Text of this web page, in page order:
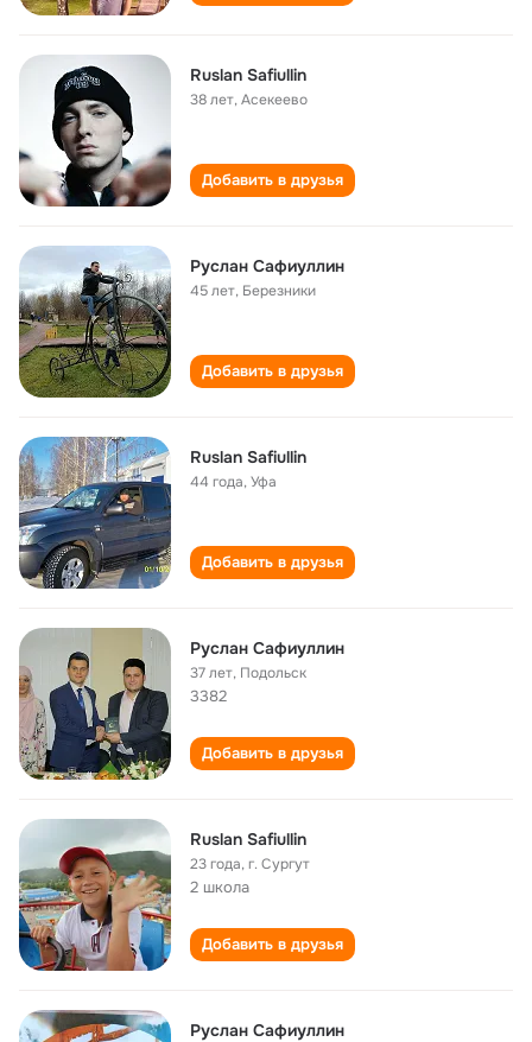
Ruslan Safiullin
38 лет,Асекеево
Добавить в друзья
Руслан Сафиуллин
45 лет, Березники
Добавить в друзья
Ruslan Safiullin
44 года,Уфа
Добавить в друзья
Руслан Сафиуллин
37 лет, Подольск
3382
Добавить в друзья
Ruslan Safiullin
23 года,г. Сургут
2 школа
Добавить в друзья
Руслан Сафиуллин